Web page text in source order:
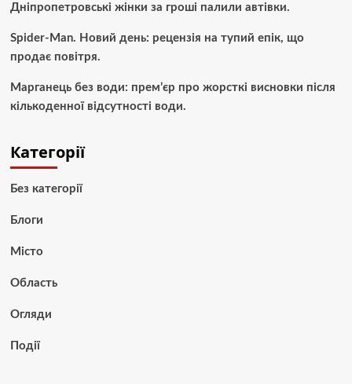
Дніпропетровські жінки за гроші палили автівки.
Spider-Man. Новий день: рецензія на тупий епік, що
продає повітря.
Марганець без води: прем’єр про жорсткі висновки після
кількоденної відсутності води.
Категорії
Без категорії
Блоги
Місто
Область
Огляди
Події